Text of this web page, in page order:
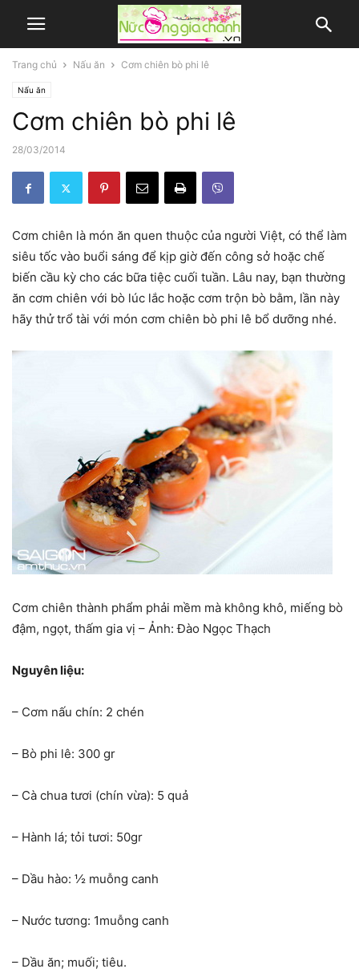
Trang chủ Nấu ăn Cơm chiên bò phi lê
Nấu ăn
Cơm chiên bò phi lê
28/03/2014
Cơm chiên là món ăn quen thuộc của người Việt, có thể làm
siêu tốc vào buổi sáng để kịp giờ đến công sở hoặc chế
biến cầu kỳ cho các bữa tiệc cuối tuần. Lâu nay, bạn thường
ăn cơm chiên với bò lúc lắc hoặc cơm trộn bò bằm, lần này
hãy thử trổ tài với món cơm chiên bò phi lê bổ dưỡng nhé.
Cơm chiên thành phẩm phải mềm mà không khô, miếng bò
đậm, ngọt, thấm gia vị – Ảnh: Đào Ngọc Thạch
Nguyên liệu:
– Cơm nấu chín: 2 chén
– Bò phi lê: 300 gr
– Cà chua tươi (chín vừa): 5 quả
– Hành lá; tỏi tươi: 50gr
– Dầu hào: ½ muỗng canh
– Nước tương: 1muỗng canh
– Dầu ăn; muối; tiêu.